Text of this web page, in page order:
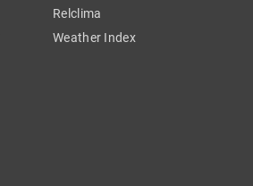
Relclima
Weather Index